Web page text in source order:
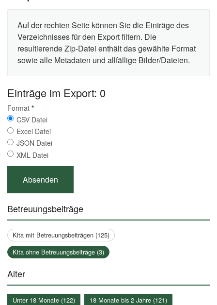
Auf der rechten Seite können Sie die Einträge des
Verzeichnisses für den Export filtern. Die
resultierende Zip-Datei enthält das gewählte Format
sowie alle Metadaten und allfällige Bilder/Dateien.
Einträge im Export: 0
Format *
CSV Datei
Excel Datei
JSON Datei
XML Datei
Betreuungsbeiträge
Kita mit Betreuungsbeiträgen (125)
Kita ohne Betreuungsbeiträge (3)
Alter
Unter 18 Monate (122)
18 Monate bis 2 Jahre (121)